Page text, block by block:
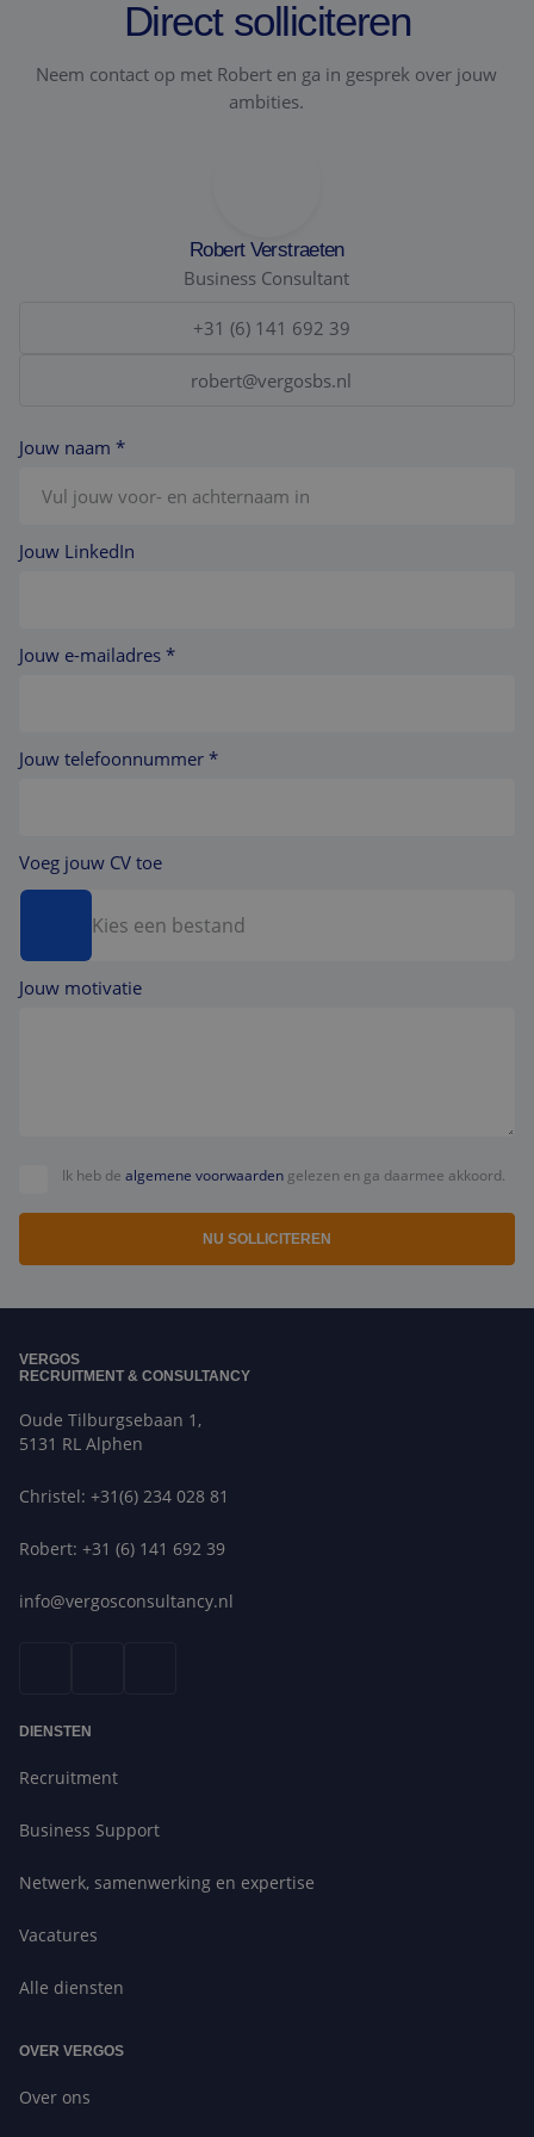
Direct solliciteren
Neem contact op met Robert en ga in gesprek over jouw
ambities.
Robert Verstraeten
Business Consultant
+31 (6) 141 692 39
robert@vergosbs.nl
Jouw naam *
Jouw LinkedIn
Jouw e-mailadres *
Jouw telefoonnummer *
Voeg jouw CV toe
Kies een bestand
Jouw motivatie
Ik heb de algemene voorwaarden gelezen en ga daarmee akkoord.
NU SOLLICITEREN
VERGOS
RECRUITMENT & CONSULTANCY
Oude Tilburgsebaan 1,
5131 RL Alphen
Christel: +31(6) 234 028 81
Robert: +31 (6) 141 692 39
info@vergosconsultancy.nl
DIENSTEN
Recruitment
Business Support
Netwerk, samenwerking en expertise
Vacatures
Alle diensten
OVER VERGOS
Over ons